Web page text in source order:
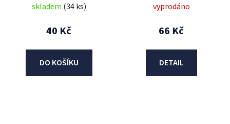
skladem (34 ks)
40 Kč
DO KOŠÍKU
vyprodáno
66 Kč
DETAIL